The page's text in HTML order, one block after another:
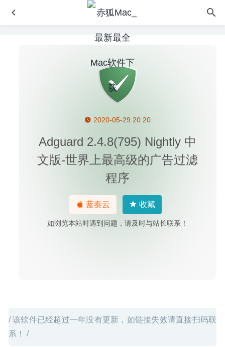
2020-05-29 20:20
Adguard 2.4.8(795) Nightly 中
文版-世界上最高级的广告过滤
程序
蓝奏云 收藏
如浏览本站时遇到问题，请及时与站长联系！
/ 该软件已经超过一年没有更新，如链接失效请直接扫码联
系！ /
Gifox Pro 2.2.2 – 最好用的Gif动画录制工具
ProFind 1.7.2 for Mac- 高级文件搜索工具 2020-03-10
Translatium 13.8.2 中文版-多功能能且超快的Mac翻译工具
4uKey-Password Manager 1.3.3 中文版-iPhone/iPad密码
2020-06-30